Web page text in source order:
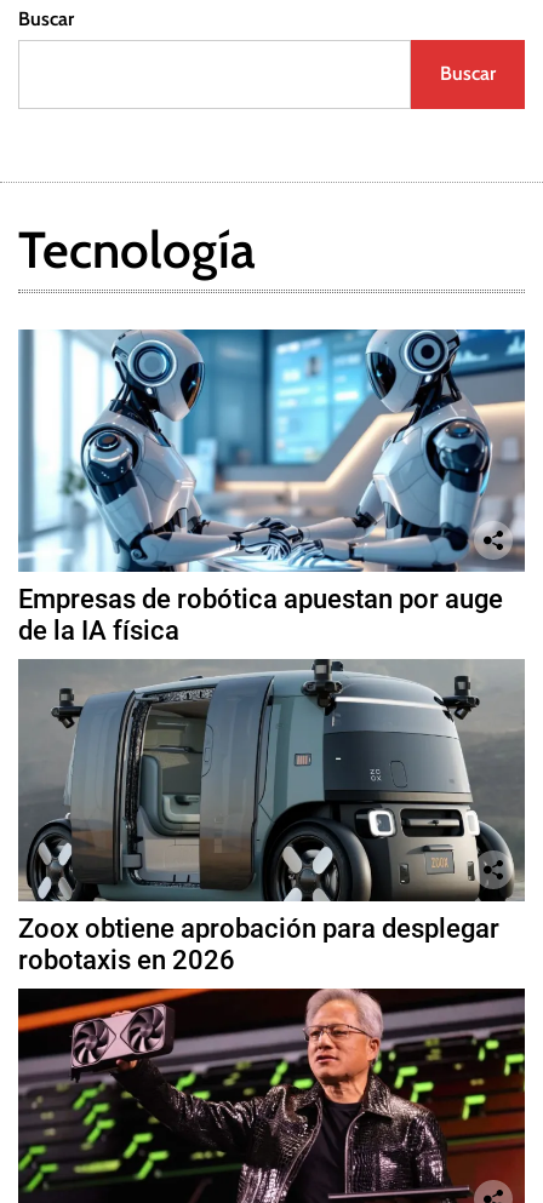
Buscar
Buscar
Tecnología
Empresas de robótica apuestan por auge
de la IA física
Zoox obtiene aprobación para desplegar
robotaxis en 2026